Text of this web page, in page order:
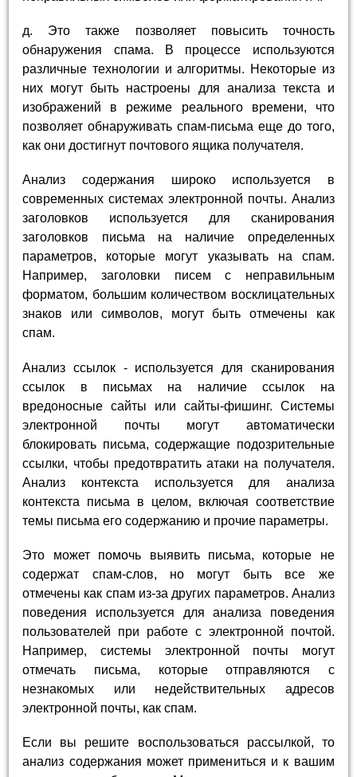
д. Это также позволяет повысить точность
обнаружения спама. В процессе используются
различные технологии и алгоритмы. Некоторые из
них могут быть настроены для анализа текста и
изображений в режиме реального времени, что
позволяет обнаруживать спам-письма еще до того,
как они достигнут почтового ящика получателя.
Анализ содержания широко используется в
современных системах электронной почты. Анализ
заголовков используется для сканирования
заголовков письма на наличие определенных
параметров, которые могут указывать на спам.
Например, заголовки писем с неправильным
форматом, большим количеством восклицательных
знаков или символов, могут быть отмечены как
спам.
Анализ ссылок - используется для сканирования
ссылок в письмах на наличие ссылок на
вредоносные сайты или сайты-фишинг. Системы
электронной почты могут автоматически
блокировать письма, содержащие подозрительные
ссылки, чтобы предотвратить атаки на получателя.
Анализ контекста используется для анализа
контекста письма в целом, включая соответствие
темы письма его содержанию и прочие параметры.
Это может помочь выявить письма, которые не
содержат спам-слов, но могут быть все же
отмечены как спам из-за других параметров. Анализ
поведения используется для анализа поведения
пользователей при работе с электронной почтой.
Например, системы электронной почты могут
отмечать письма, которые отправляются с
незнакомых или недействительных адресов
электронной почты, как спам.
Если вы решите воспользоваться рассылкой, то
анализ содержания может примениться и к вашим